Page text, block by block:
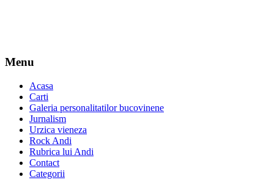
Menu
Acasa
Carti
Galeria personalitatilor bucovinene
Jurnalism
Urzica vieneza
Rock Andi
Rubrica lui Andi
Contact
Categorii